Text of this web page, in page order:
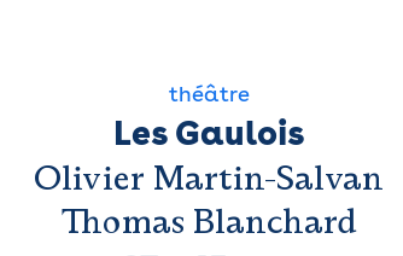
théâtre
Les Gaulois
Olivier Martin-Salvan
Thomas Blanchard